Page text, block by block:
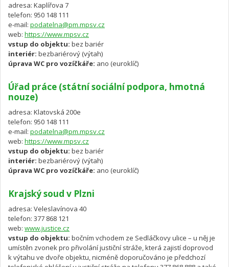
adresa: Kaplířova 7
telefon: 950 148 111
e-mail: podatelna@pm.mpsv.cz
web: https://www.mpsv.cz
vstup do objektu: bez bariér
interiér: bezbariérový (výtah)
úprava WC pro vozíčkáře: ano (euroklíč)
Úřad práce (státní sociální podpora, hmotná
nouze)
adresa: Klatovská 200e
telefon: 950 148 111
e-mail: podatelna@pm.mpsv.cz
web: https://www.mpsv.cz
vstup do objektu: bez bariér
interiér: bezbariérový (výtah)
úprava WC pro vozíčkáře: ano (euroklíč)
Krajský soud v Plzni
adresa: Veleslavínova 40
telefon: 377 868 121
web: www.justice.cz
vstup do objektu: bočním vchodem ze Sedláčkovy ulice – u něj je
umístěn zvonek pro přivolání justiční stráže, která zajistí doprovod
k výtahu ve dvoře objektu, nicméně doporučováno je předchozí